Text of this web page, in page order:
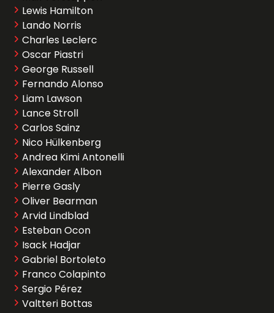
Lewis Hamilton
Lando Norris
Charles Leclerc
Oscar Piastri
George Russell
Fernando Alonso
Liam Lawson
Lance Stroll
Carlos Sainz
Nico Hülkenberg
Andrea Kimi Antonelli
Alexander Albon
Pierre Gasly
Oliver Bearman
Arvid Lindblad
Esteban Ocon
Isack Hadjar
Gabriel Bortoleto
Franco Colapinto
Sergio Pérez
Valtteri Bottas